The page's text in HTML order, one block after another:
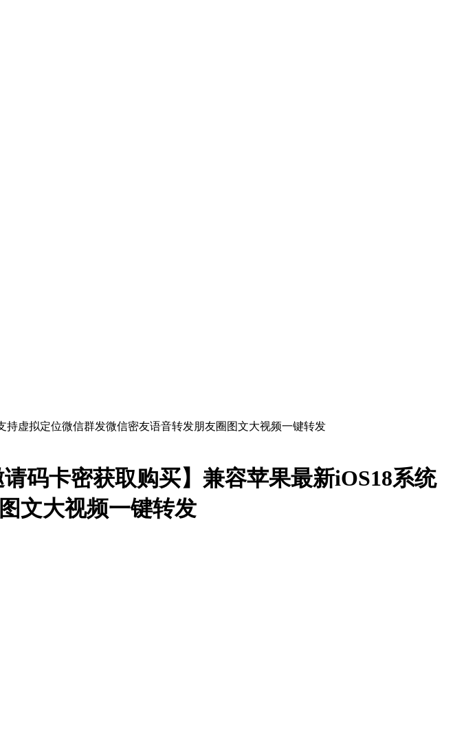
码卡密获取购买】兼容苹果最新iOS18系统
文大视频一键转发